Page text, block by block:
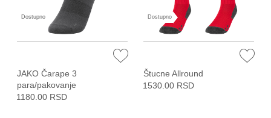
Dostupno
JAKO Čarape 3
para/pakovanje
1180.00 RSD
Dostupno
Štucne Allround
1530.00 RSD